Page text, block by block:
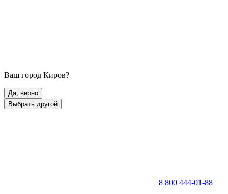
Ваш город Киров?
Да, верно
Выбрать другой
8 800 444-01-88